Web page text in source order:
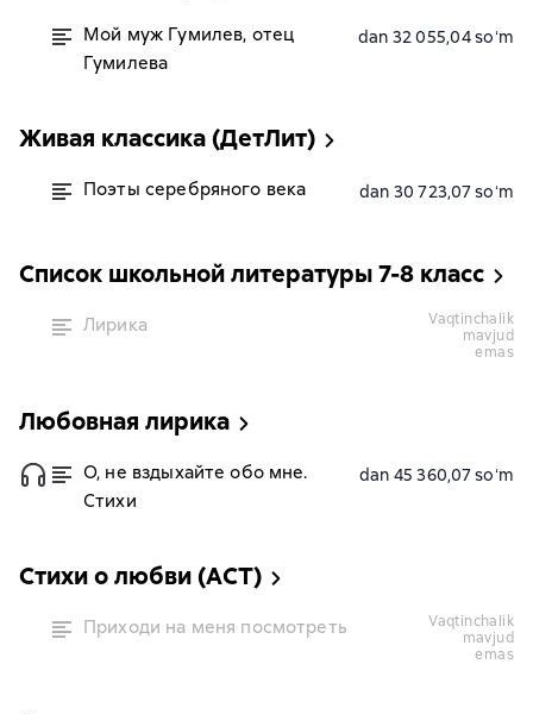
Мой муж Гумилев, отец
Гумилева
dan 32 055,04 soʻm
Живая классика (ДетЛит)
Поэты серебряного века dan 30 723,07 soʻm
Список школьной литературы 7-8 класс
Лирика
vaqtinchalik
mavjud
emas
Любовная лирика
О, не вздыхайте обо мне.
Стихи
dan 45 360,07 soʻm
Стихи о любви (АСТ)
Приходи на меня посмотреть
vaqtinchalik
mavjud
emas